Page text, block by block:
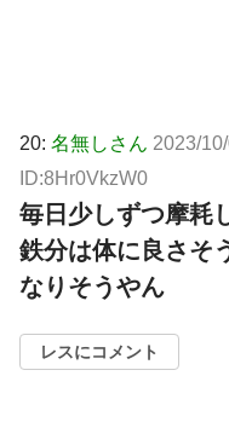
20: 名無しさん 2023/
ID:8Hr0VkzW0
毎日少しずつ摩耗
鉄分は体に良さそ
なりそうやん
レスにコメント